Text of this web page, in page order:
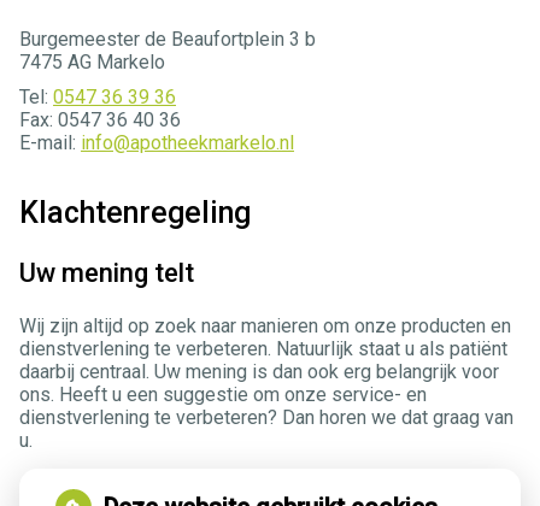
Klachtenregeling
Uw mening telt
Wij zijn altijd op zoek naar manieren om onze producten en
dienstverlening te verbeteren. Natuurlijk staat u als patiënt
daarbij centraal. Uw mening is dan ook erg belangrijk voor
ons. Heeft u een suggestie om onze service- en
dienstverlening te verbeteren? Dan horen we dat graag van
u.
U heeft een klacht, wat nu?
Burgemeester de Beaufortplein 3 b
7475 AG Markelo
Tel: 0547 36 39 36
Fax: 0547 36 40 36
E-mail: info@apotheekmarkelo.nl